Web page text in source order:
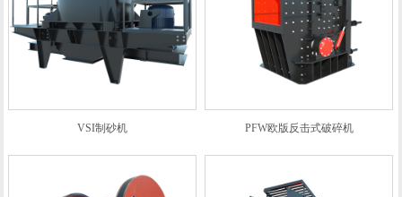
VSI制砂机 PFW欧版反击式破碎机